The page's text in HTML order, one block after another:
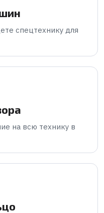
спецтехнику для
на всю технику в